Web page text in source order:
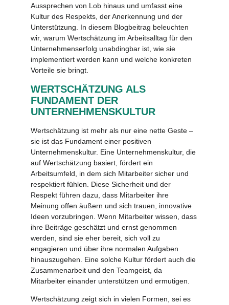
Aussprechen von Lob hinaus und umfasst eine
Kultur des Respekts, der Anerkennung und der
Unterstützung. In diesem Blogbeitrag beleuchten
wir, warum Wertschätzung im Arbeitsalltag für den
Unternehmenserfolg unabdingbar ist, wie sie
implementiert werden kann und welche konkreten
Vorteile sie bringt.
WERTSCHÄTZUNG ALS
FUNDAMENT DER
UNTERNEHMENSKULTUR
Wertschätzung ist mehr als nur eine nette Geste –
sie ist das Fundament einer positiven
Unternehmenskultur. Eine Unternehmenskultur, die
auf Wertschätzung basiert, fördert ein
Arbeitsumfeld, in dem sich Mitarbeiter sicher und
respektiert fühlen. Diese Sicherheit und der
Respekt führen dazu, dass Mitarbeiter ihre
Meinung offen äußern und sich trauen, innovative
Ideen vorzubringen. Wenn Mitarbeiter wissen, dass
ihre Beiträge geschätzt und ernst genommen
werden, sind sie eher bereit, sich voll zu
engagieren und über ihre normalen Aufgaben
hinauszugehen. Eine solche Kultur fördert auch die
Zusammenarbeit und den Teamgeist, da
Mitarbeiter einander unterstützen und ermutigen.
Wertschätzung zeigt sich in vielen Formen, sei es